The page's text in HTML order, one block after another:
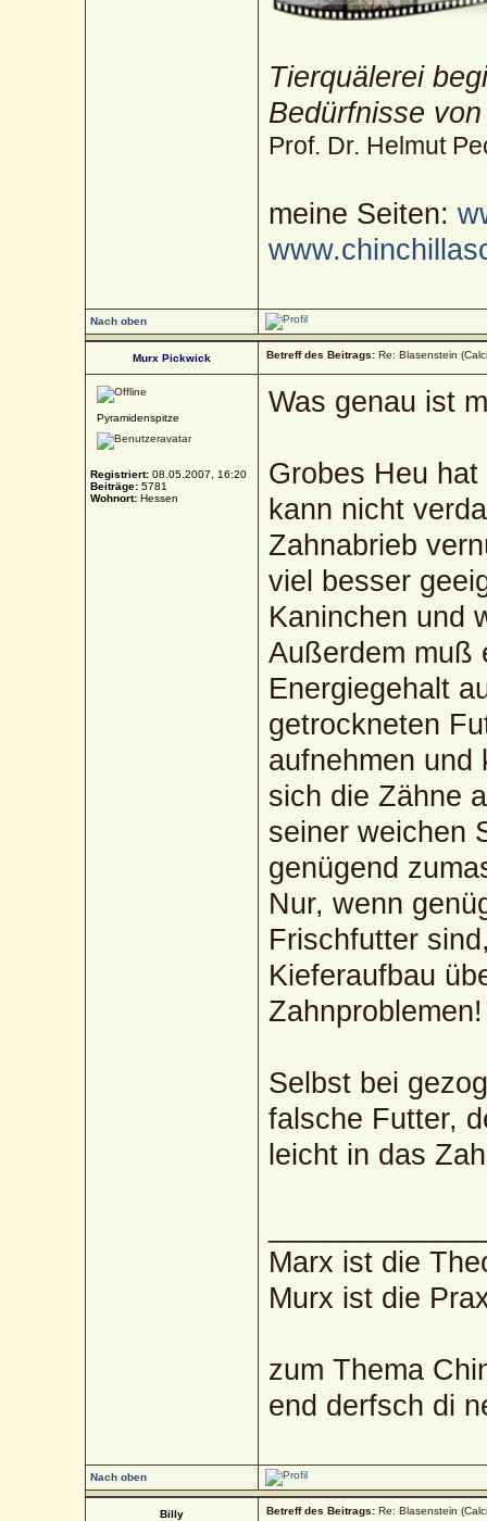
Tierquälerei
Bedürfnisse
Prof. Dr. Helmut
meine Seiten:
Nach oben
Murx Pickwick Betreff des Beitrags: Re: Blasenstein
Pyramidenspitze
Registriert: 08.05.2007, 16:20
Beiträge: 5781
Wohnort: Hessen
Was genau ist
Grobes Heu
kann nicht
Zahnabrieb
viel besser
Kaninchen und
Außerdem muß
Energiegehalt
getrockneten
aufnehmen und
sich die Zähne
seiner weichen
genügend
Nur, wenn
Frischfutter
Kieferaufbau
Zahnproblemen!
Selbst bei
falsche Futter,
leicht in das
Marx ist die
Murx ist die
zum Thema
end derfsch di
Nach oben
Billy Betreff des Beitrags: Re: Blasenstein